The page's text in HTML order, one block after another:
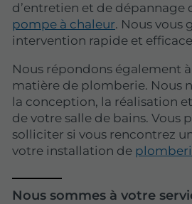
d’entretien et de dépannage
pompe à chaleur. Nous vous
intervention rapide et
Nous répondons également
matière de plomberie. Nous
la conception, la réalisation
de votre salle de bains. Vous
solliciter si vous rencontrez
votre installation de
Nous sommes à votre